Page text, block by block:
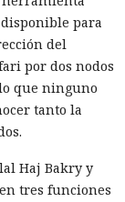
para
del
por dos nodos
que ninguno
tanto la
Haj Bakry y
tres funciones